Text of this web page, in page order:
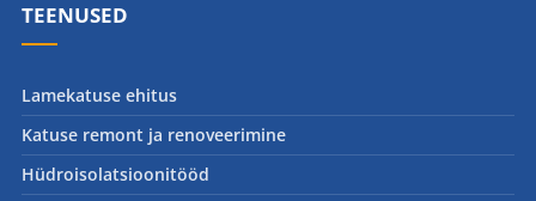
TEENUSED
Lamekatuse ehitus
Katuse remont ja renoveerimine
Hüdroisolatsioonitööd